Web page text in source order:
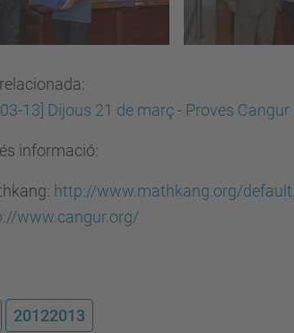
03-13] Dijous 21 de març - Proves
informació:
http://www.mathkang.org/
www.cangur.org/
20122013